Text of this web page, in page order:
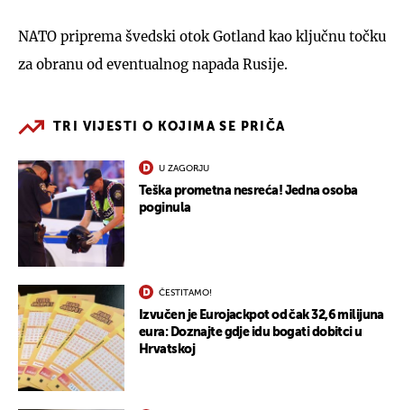
NATO priprema švedski otok Gotland kao ključnu točku
za obranu od eventualnog napada Rusije.
TRI VIJESTI O KOJIMA SE PRIČA
U ZAGORJU
Teška prometna nesreća! Jedna osoba
poginula
ČESTITAMO!
Izvučen je Eurojackpot od čak 32,6 milijuna
eura: Doznajte gdje idu bogati dobitci u
Hrvatskoj